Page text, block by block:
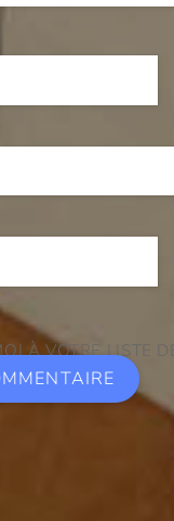
À VOTRE LISTE